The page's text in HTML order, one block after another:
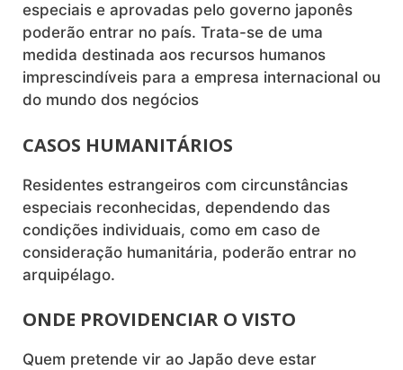
especiais e aprovadas pelo governo japonês
poderão entrar no país. Trata-se de uma
medida destinada aos recursos humanos
imprescindíveis para a empresa internacional ou
do mundo dos negócios
CASOS HUMANITÁRIOS
Residentes estrangeiros com circunstâncias
especiais reconhecidas, dependendo das
condições individuais, como em caso de
consideração humanitária, poderão entrar no
arquipélago.
ONDE PROVIDENCIAR O VISTO
Quem pretende vir ao Japão deve estar